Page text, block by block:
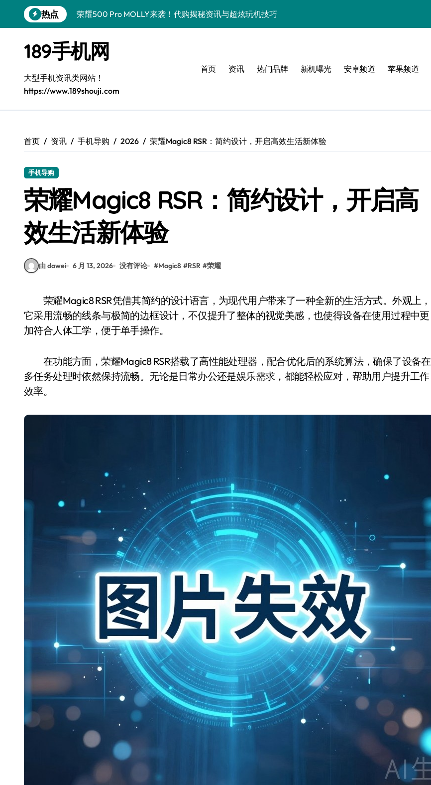
到
热点
荣耀WIN资讯秒达，手机管家助力代购党快人一步！
OPPO Find X9 Pro代购揭秘：亮点速览+超实用技巧大放送！
手机代购揭秘：REDMI K90超全亮点配置，一文速览！
OPPO Find X9抢先看！代购揭秘新机亮点玩法全攻略
华为nova15 Ultra新资讯：新功能解锁，代购优惠速来抢！
三星Galaxy Z Fold7来袭！代购揭秘创新科技新亮点！
189手机网
大型手机资讯类网站！
https://www.189shouji.com
首页 资讯 热门品牌 新机曝光 安卓频道 苹果频道
首页 资讯 手机导购 2026 荣耀Magic8 RSR：简约设计，开启高效生活新体验
手机导购
荣耀Magic8 RSR：简约设计，开启高
效生活新体验
由 dawei 6 月 13, 2026 没有评论 #Magic8 #RSR #荣耀
荣耀Magic8 RSR凭借其简约的设计语言，为现代用户带来了一种全新的生活方式。外观上，
它采用流畅的线条与极简的边框设计，不仅提升了整体的视觉美感，也使得设备在使用过程中更
加符合人体工学，便于单手操作。
在功能方面，荣耀Magic8 RSR搭载了高性能处理器，配合优化后的系统算法，确保了设备在
多任务处理时依然保持流畅。无论是日常办公还是娱乐需求，都能轻松应对，帮助用户提升工作
效率。